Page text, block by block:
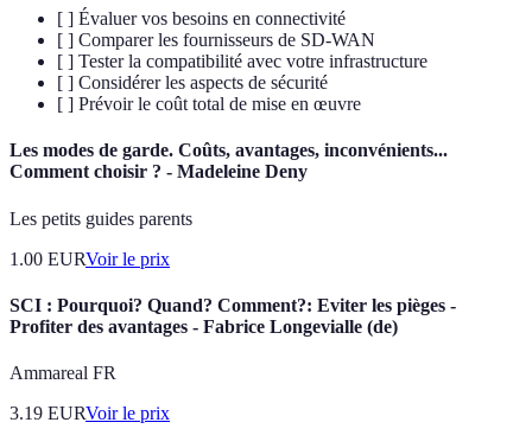
[ ] Évaluer vos besoins en connectivité
[ ] Comparer les fournisseurs de SD-WAN
[ ] Tester la compatibilité avec votre infrastructure
[ ] Considérer les aspects de sécurité
[ ] Prévoir le coût total de mise en œuvre
Les modes de garde. Coûts, avantages, inconvénients...
Comment choisir ? - Madeleine Deny
Les petits guides parents
1.00 EURVoir le prix
SCI : Pourquoi? Quand? Comment?: Eviter les pièges -
Profiter des avantages - Fabrice Longevialle (de)
Ammareal FR
3.19 EURVoir le prix